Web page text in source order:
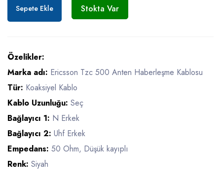
Sepete Ekle Stokta Var
Özelikler:
Marka adı: Ericsson Tzc 500 Anten Haberleşme Kablosu
Tür: Koaksiyel Kablo
Kablo Uzunluğu: Seç
Bağlayıcı 1: N Erkek
Bağlayıcı 2: Uhf Erkek
Empedans: 50 Ohm, Düşük kayıplı
Renk: Siyah